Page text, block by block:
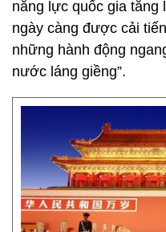
năng lực quốc gia tăng
ngày càng được cải
những hành động
nước láng giềng”.